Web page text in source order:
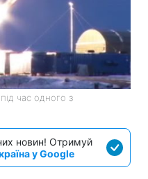
час одного з
новин! Отримуй
у Google